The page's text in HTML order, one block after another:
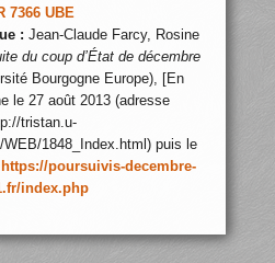
7366 UBE
: Jean-Claude Farcy, Rosine
du coup d’État de décembre
Bourgogne Europe), [En
le 27 août 2013 (adresse
tristan.u-
WEB/1848_Index.html) puis le
https://poursuivis-decembre-
index.php